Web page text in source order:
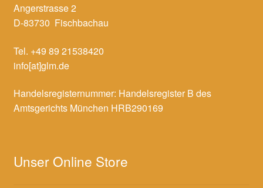
Angerstrasse 2
D-83730 Fischbachau
Tel. +49 89 21538420
info[at]glm.de
Handelsregisternummer: Handelsregister B des
Amtsgerichts München HRB290169
Unser Online Store